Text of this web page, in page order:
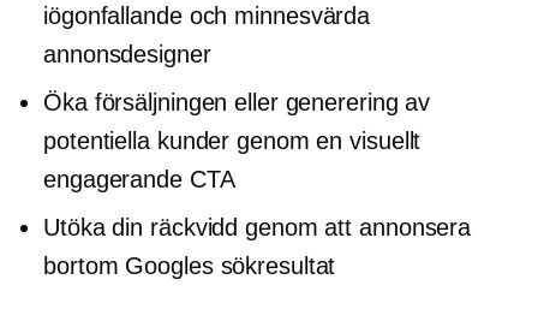
iögonfallandeoch minnesvärda
annonsdesigner
Öka försäljningen eller generering av
potentiella kunder genom en visuellt
engagerande CTA
Utöka din räckvidd genom att annonsera
bortom Googles sökresultat